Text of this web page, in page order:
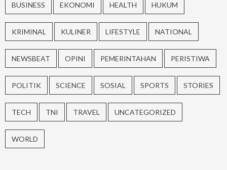
BUSINESS EKONOMI HEALTH HUKUM
KRIMINAL KULINER LIFESTYLE NATIONAL
NEWSBEAT OPINI PEMERINTAHAN PERISTIWA
POLITIK SCIENCE SOSIAL SPORTS STORIES
TECH TNI TRAVEL UNCATEGORIZED
WORLD